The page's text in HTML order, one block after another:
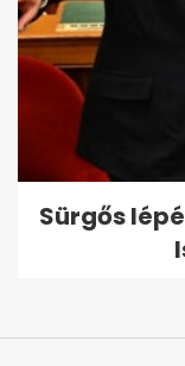
Sürgős